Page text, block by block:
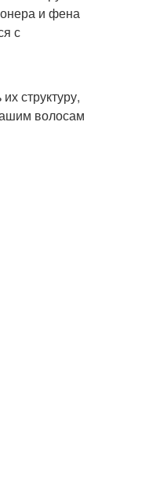
и фена
с
структуру,
волосам